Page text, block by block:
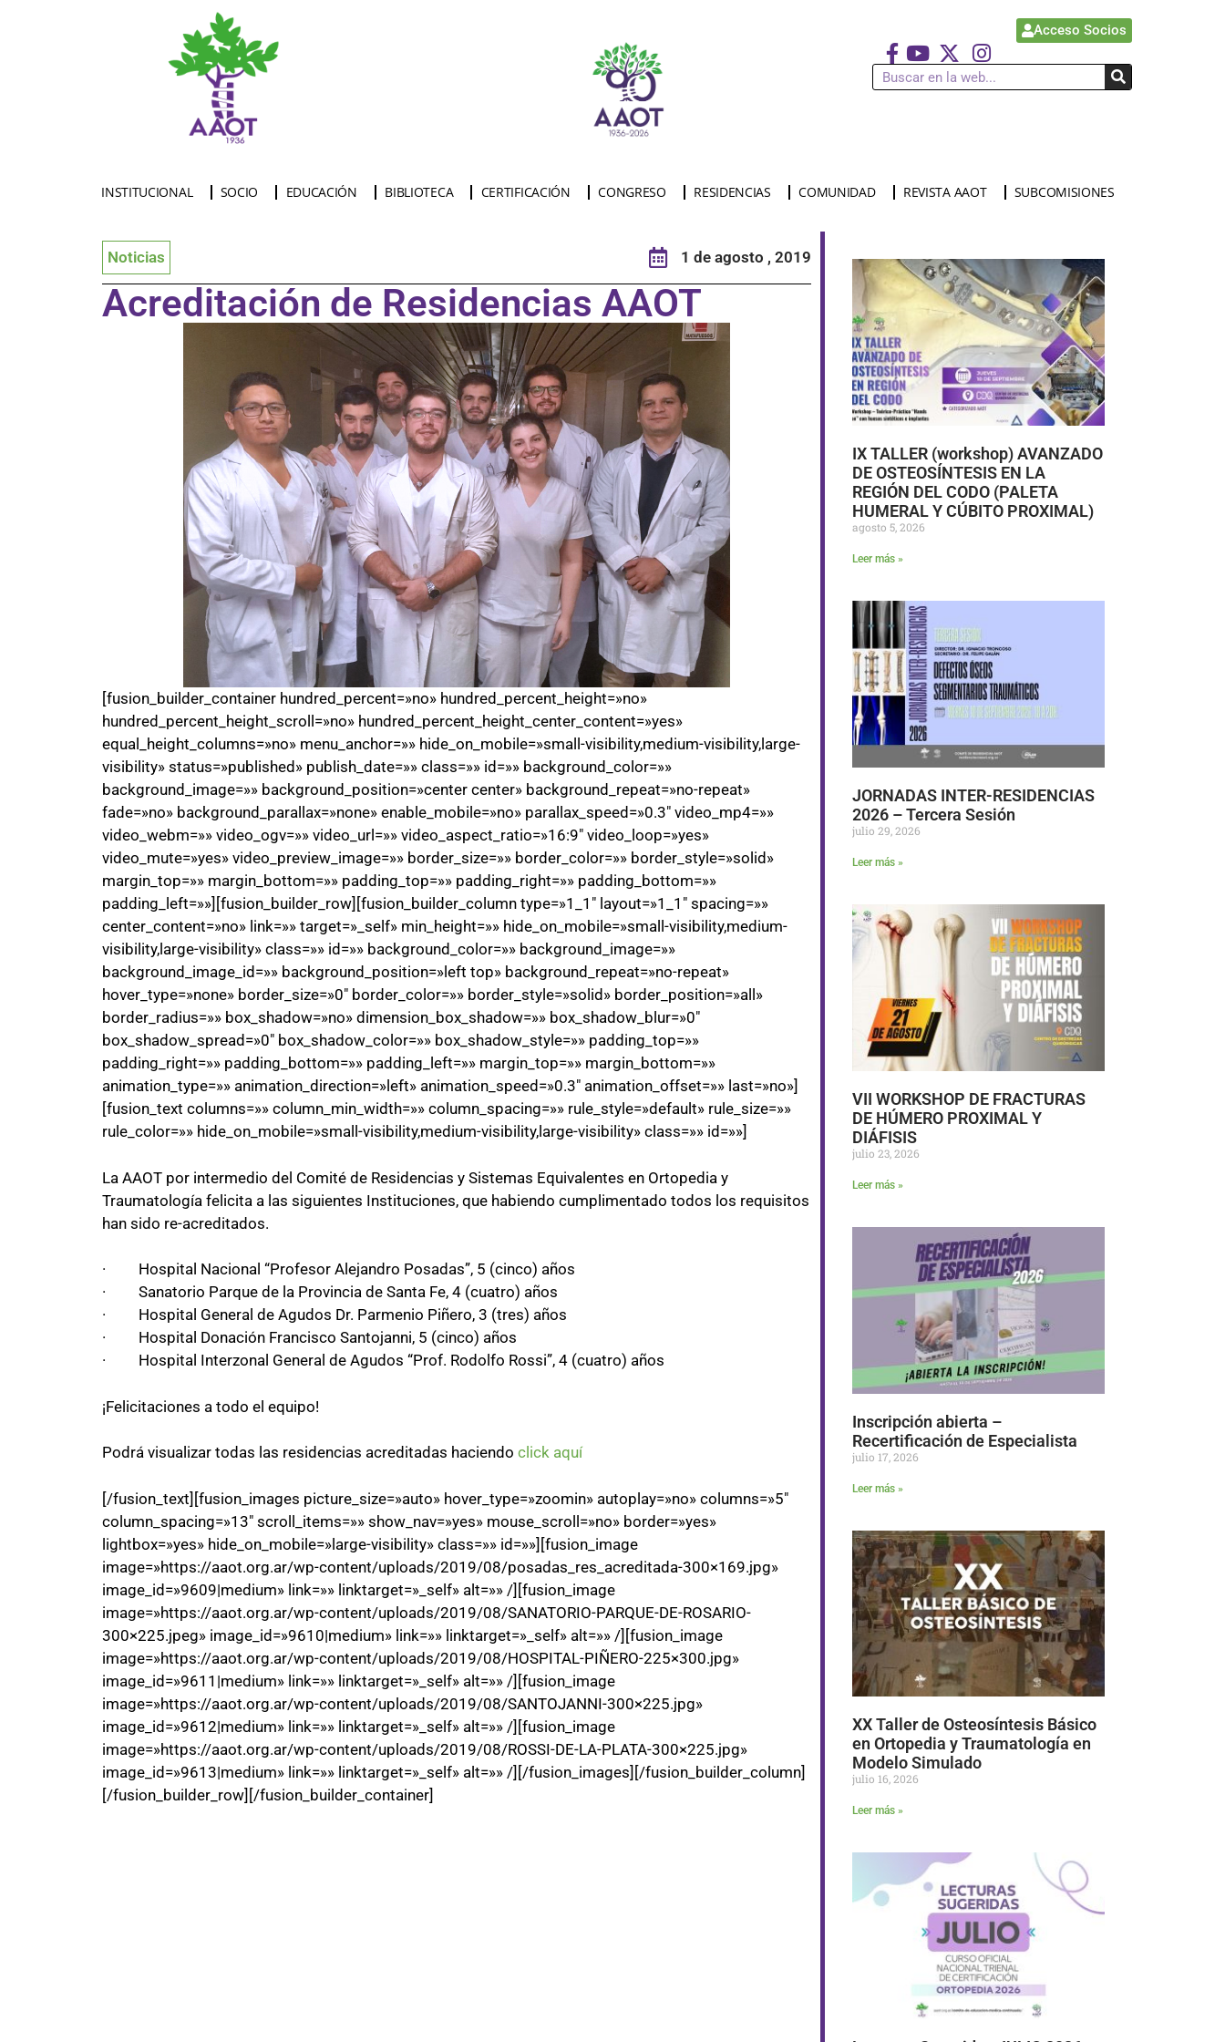
Acceso Socios
INSTITUCIONAL SOCIO EDUCACIÓN BIBLIOTECA CERTIFICACIÓN CONGRESO RESIDENCIAS COMUNIDAD REVISTA AAOT SUBCOMISIONES
Noticias 1 de agosto , 2019
Acreditación de Residencias AAOT
[fusion_builder_container hundred_percent=»no» hundred_percent_height=»no»
hundred_percent_height_scroll=»no» hundred_percent_height_center_content=»yes»
equal_height_columns=»no» menu_anchor=»» hide_on_mobile=»small-visibility,medium-visibility,large-
visibility» status=»published» publish_date=»» class=»» id=»» background_color=»»
background_image=»» background_position=»center center» background_repeat=»no-repeat»
fade=»no» background_parallax=»none» enable_mobile=»no» parallax_speed=»0.3″ video_mp4=»»
video_webm=»» video_ogv=»» video_url=»» video_aspect_ratio=»16:9″ video_loop=»yes»
video_mute=»yes» video_preview_image=»» border_size=»» border_color=»» border_style=»solid»
margin_top=»» margin_bottom=»» padding_top=»» padding_right=»» padding_bottom=»»
padding_left=»»][fusion_builder_row][fusion_builder_column type=»1_1″ layout=»1_1″ spacing=»»
center_content=»no» link=»» target=»_self» min_height=»» hide_on_mobile=»small-visibility,medium-
visibility,large-visibility» class=»» id=»» background_color=»» background_image=»»
background_image_id=»» background_position=»left top» background_repeat=»no-repeat»
hover_type=»none» border_size=»0″ border_color=»» border_style=»solid» border_position=»all»
border_radius=»» box_shadow=»no» dimension_box_shadow=»» box_shadow_blur=»0″
box_shadow_spread=»0″ box_shadow_color=»» box_shadow_style=»» padding_top=»»
padding_right=»» padding_bottom=»» padding_left=»» margin_top=»» margin_bottom=»»
animation_type=»» animation_direction=»left» animation_speed=»0.3″ animation_offset=»» last=»no»]
[fusion_text columns=»» column_min_width=»» column_spacing=»» rule_style=»default» rule_size=»»
rule_color=»» hide_on_mobile=»small-visibility,medium-visibility,large-visibility» class=»» id=»»]
La AAOT por intermedio del Comité de Residencias y Sistemas Equivalentes en Ortopedia y
Traumatología felicita a las siguientes Instituciones, que habiendo cumplimentado todos los requisitos
han sido re-acreditados.
· Hospital Nacional “Profesor Alejandro Posadas”, 5 (cinco) años
· Sanatorio Parque de la Provincia de Santa Fe, 4 (cuatro) años
· Hospital General de Agudos Dr. Parmenio Piñero, 3 (tres) años
· Hospital Donación Francisco Santojanni, 5 (cinco) años
· Hospital Interzonal General de Agudos “Prof. Rodolfo Rossi”, 4 (cuatro) años
¡Felicitaciones a todo el equipo!
Podrá visualizar todas las residencias acreditadas haciendo click aquí
[/fusion_text][fusion_images picture_size=»auto» hover_type=»zoomin» autoplay=»no» columns=»5″
column_spacing=»13″ scroll_items=»» show_nav=»yes» mouse_scroll=»no» border=»yes»
lightbox=»yes» hide_on_mobile=»large-visibility» class=»» id=»»][fusion_image
image=»https://aaot.org.ar/wp-content/uploads/2019/08/posadas_res_acreditada-300×169.jpg»
image_id=»9609|medium» link=»» linktarget=»_self» alt=»» /][fusion_image
image=»https://aaot.org.ar/wp-content/uploads/2019/08/SANATORIO-PARQUE-DE-ROSARIO-
300×225.jpeg» image_id=»9610|medium» link=»» linktarget=»_self» alt=»» /][fusion_image
image=»https://aaot.org.ar/wp-content/uploads/2019/08/HOSPITAL-PIÑERO-225×300.jpg»
image_id=»9611|medium» link=»» linktarget=»_self» alt=»» /][fusion_image
image=»https://aaot.org.ar/wp-content/uploads/2019/08/SANTOJANNI-300×225.jpg»
image_id=»9612|medium» link=»» linktarget=»_self» alt=»» /][fusion_image
image=»https://aaot.org.ar/wp-content/uploads/2019/08/ROSSI-DE-LA-PLATA-300×225.jpg»
image_id=»9613|medium» link=»» linktarget=»_self» alt=»» /][/fusion_images][/fusion_builder_column]
[/fusion_builder_row][/fusion_builder_container]
IX TALLER (workshop) AVANZADO
DE OSTEOSÍNTESIS EN LA
REGIÓN DEL CODO (PALETA
HUMERAL Y CÚBITO PROXIMAL)
agosto 5, 2026
Leer más »
JORNADAS INTER-RESIDENCIAS
2026 – Tercera Sesión
julio 29, 2026
Leer más »
VII WORKSHOP DE FRACTURAS
DE HÚMERO PROXIMAL Y
DIÁFISIS
julio 23, 2026
Leer más »
Inscripción abierta –
Recertificación de Especialista
julio 17, 2026
Leer más »
XX Taller de Osteosíntesis Básico
en Ortopedia y Traumatología en
Modelo Simulado
julio 16, 2026
Leer más »